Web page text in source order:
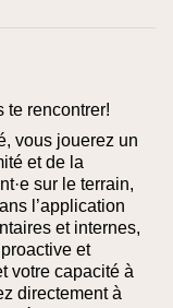
te rencontrer!
vous jouerez un
et de la
sur le terrain,
l’application
et internes,
et
votre capacité à
directement à